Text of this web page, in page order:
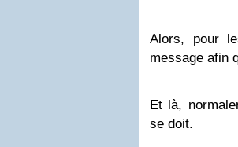
Alors, pour
message afin
Et là,
se doit.